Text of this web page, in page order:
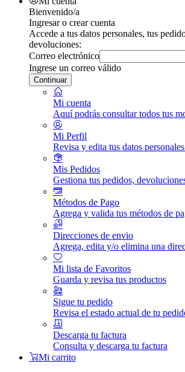
Bienvenido/a
Ingresar o crear cuenta
Accede a tus datos personales, tus
devoluciones:
Correo electrónico
Ingrese un correo válido
Continuar
Mi cuenta
Aquí podrás consultar todos tus
Mi Perfil
Revisa y edita tus datos
Mis Pedidos
Gestiona tus pedidos,
Métodos de Pago
Agrega y valida tus métodos de
Direcciones de envio
Agrega, edita y/o elimina una
Mi lista de Favoritos
Guarda y revisa tus productos
Sigue tu pedido
Revisa el estado actual de tu
Descarga tu factura
Consulta y descarga tu factura
Mi carrito